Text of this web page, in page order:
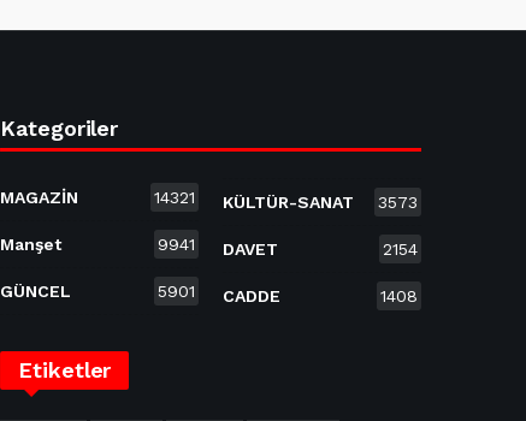
Kategoriler
MAGAZİN 14321
Manşet 9941
GÜNCEL 5901
KÜLTÜR-SANAT 3573
DAVET 2154
CADDE 1408
Etiketler